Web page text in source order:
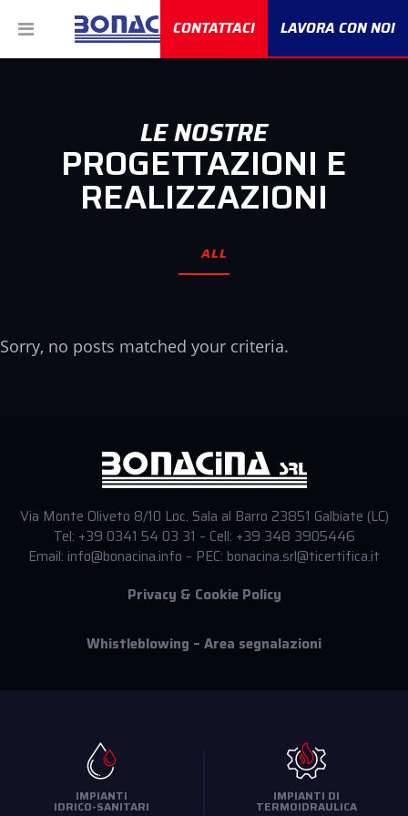
CONTATTACI LAVORA CON NOI
LE NOSTRE
PROGETTAZIONI E
REALIZZAZIONI
ALL
Sorry, no posts matched your criteria.
Via Monte Oliveto 8/10 Loc. Sala al Barro 23851 Galbiate (LC)
Tel: +39 0341 54 03 31 – Cell: +39 348 3905446
Email: info@bonacina.info – PEC: bonacina.srl@ticertifica.it
Privacy & Cookie Policy
Whistleblowing – Area segnalazioni
IMPIANTI
IDRICO-SANITARI
IMPIANTI DI
TERMOIDRAULICA